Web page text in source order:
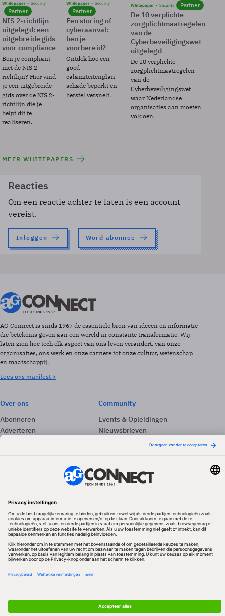
Whitepaper Security
Partner
NIS 2-richtlijn
uitgelegd: een
uitgebreide gids
voor compliance
Ben je compliant
met de NIS 2-
richtlijn? Hier vind
je een uitgebreide
gids over de NIS 2-
richtlijn die je
helpt dit te
realiseren.
Whitepaper Security
Partner
Een storing of
cyberaanval:
ben je
voorbereid?
Ontdek hoe een
goed
calamiteitenplan
schade beperkt en
herstel versnelt.
Whitepaper Security Partner
De 10 verplichte
zorgplichtmaatregelen
van de
Cyberbeveiligingswet
uitgelegd
De 10 verplichte
zorgplichtmaatregelen
van de
Cyberbeveiligingswet
waar Nederlandse
organisaties aan moeten
voldoen.
MEER WHITEPAPERS
Reacties
Om een reactie achter te laten is een account
vereist.
Inloggen Word abonnee
AG Connect is sinds 1967 de essentiële bron van ideeën en informatie
die betekenis geven aan een wereld in constante transformatie. Wij
laten zien hoe tech elk aspect van ons leven verandert, van onze
organisaties, ons werk en onze carrière tot onze cultuur, wetenschap
en maatschappij.
Lees ons manifest >
Over ons
Abonneren
Adverteren
Community
Events & Opleidingen
Nieuwsbrieven
Redactionele partner
Privacy & Cookies